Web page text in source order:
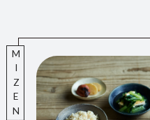
MIZEN